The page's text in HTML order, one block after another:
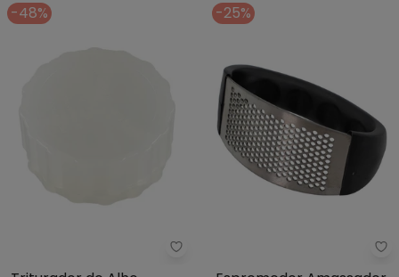
-48%
Lar e Lazer - Triturador de
-25%